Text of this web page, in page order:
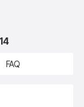
FAQ